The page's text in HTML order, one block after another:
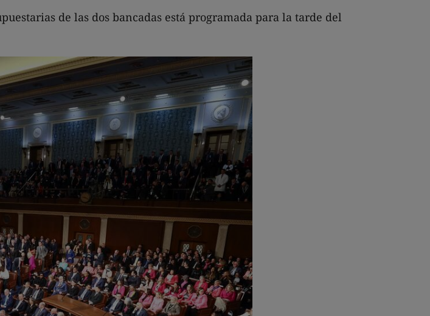
de las dos bancadas está programada para la tarde del